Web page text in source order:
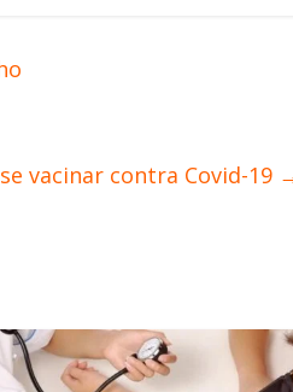
vacinar contra Covid-19